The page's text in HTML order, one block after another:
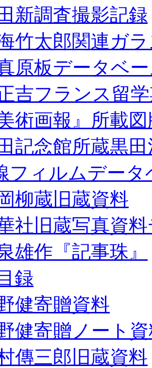
新調査撮影記録
竹太郎関連ガ
原板データベ
吉フランス留
美術画報』所載
記念館所蔵黒
フィルムデータ
柳蔵旧蔵資料
社旧蔵写真資
雄作『記事珠』
録
健寄贈資料
健寄贈ノート
傳三郎旧蔵資料